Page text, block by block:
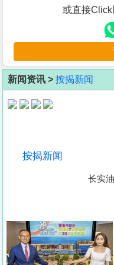
客
地
产
置
业
或直接Click
新闻资讯 > 按揭新闻
按揭新闻
长实